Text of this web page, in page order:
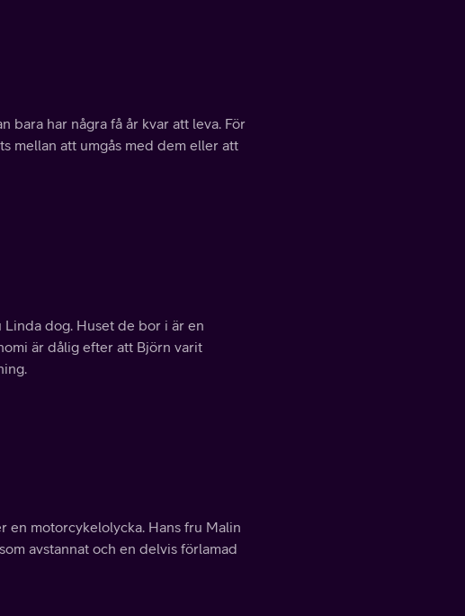
bara har några få år kvar att leva. För
mellan att umgås med dem eller att
dog. Huset de bor i är en
är dålig efter att Björn varit
en motorcykelolycka. Hans fru Malin
avstannat och en delvis förlamad